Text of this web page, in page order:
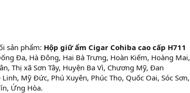
sản phẩm: Hộp giữ ẩm Cigar Cohiba cao cấp H711
Đa, Hà Đông, Hai Bà Trưng, Hoàn Kiếm, Hoàng Mai,
Thị xã Sơn Tây, Huyện Ba Vì, Chương Mỹ, Đan
Mỹ Đức, Phú Xuyên, Phúc Thọ, Quốc Oai, Sóc Sơn,
Ứng Hòa.